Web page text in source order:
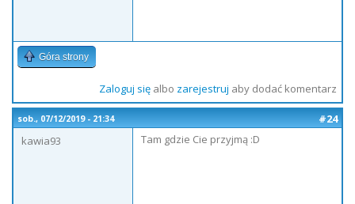
Góra strony
Zaloguj sięalbo zarejestruj aby dodać komentarz
sob., 07/12/2019 - 21:34
#24
kawia93
Tam gdzie Cie przyjmą :D